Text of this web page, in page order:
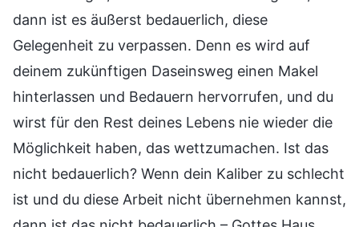
dann ist es äußerst bedauerlich, diese
Gelegenheit zu verpassen. Denn es wird auf
deinem zukünftigen Daseinsweg einen Makel
hinterlassen und Bedauern hervorrufen, und du
wirst für den Rest deines Lebens nie wieder die
Möglichkeit haben, das wettzumachen. Ist das
nicht bedauerlich? Wenn dein Kaliber zu schlecht
ist und du diese Arbeit nicht übernehmen kannst,